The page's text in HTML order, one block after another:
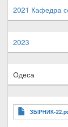
2021 Кафедра
2023
Одеса
ЗБІРНИК-